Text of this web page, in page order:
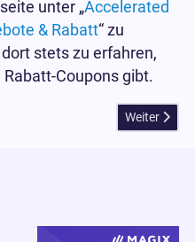
unter „Accelerated
& Rabatt“ zu
stets zu erfahren,
Coupons gibt.
8 RAW-Konverter mit DeepPRIME
Nächster
Weiter